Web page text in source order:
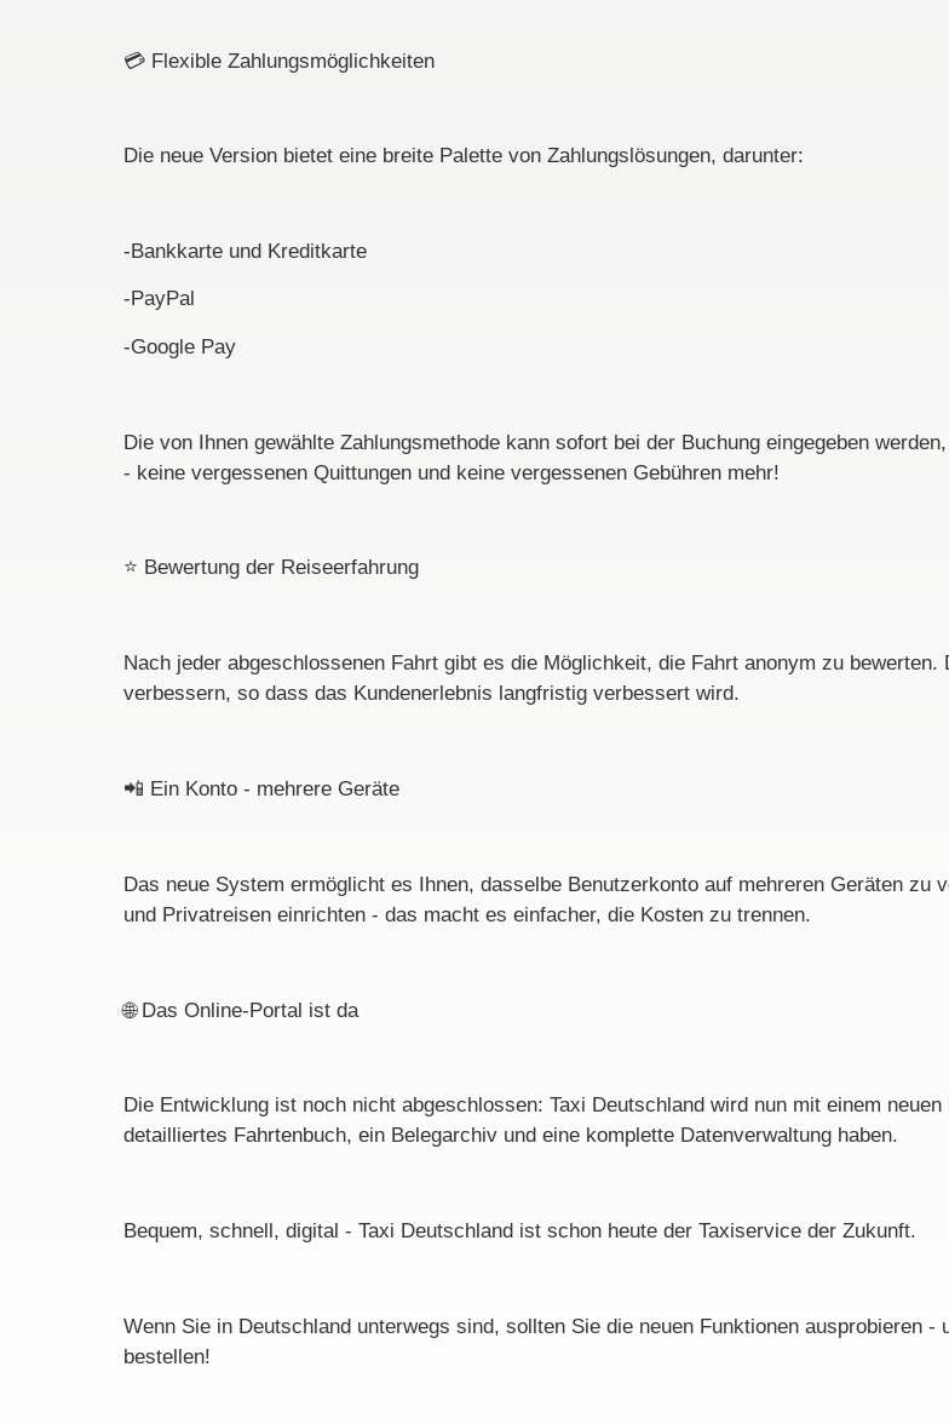
💳 Flexible Zahlungsmöglichkeiten
Die neue Version bietet eine breite Palette von Zahlungslösungen, darunter:
-Bankkarte und Kreditkarte
-PayPal
-Google Pay
Die von Ihnen gewählte Zahlungsmethode kann sofort bei der Buchung eingegeben
- keine vergessenen Quittungen und keine vergessenen Gebühren mehr!
⭐ Bewertung der Reiseerfahrung
Nach jeder abgeschlossenen Fahrt gibt es die Möglichkeit, die Fahrt anonym zu
verbessern, so dass das Kundenerlebnis langfristig verbessert wird.
📲 Ein Konto - mehrere Geräte
Das neue System ermöglicht es Ihnen, dasselbe Benutzerkonto auf mehreren Geräten zu
und Privatreisen einrichten - das macht es einfacher, die Kosten zu trennen.
🌐Das Online-Portal ist da
Die Entwicklung ist noch nicht abgeschlossen: Taxi Deutschland wird nun mit einem
detailliertes Fahrtenbuch, ein Belegarchiv und eine komplette Datenverwaltung haben.
Bequem, schnell, digital - Taxi Deutschland ist schon heute der Taxiservice der Zukunft.
Wenn Sie in Deutschland unterwegs sind, sollten Sie die neuen Funktionen ausprobieren
bestellen!